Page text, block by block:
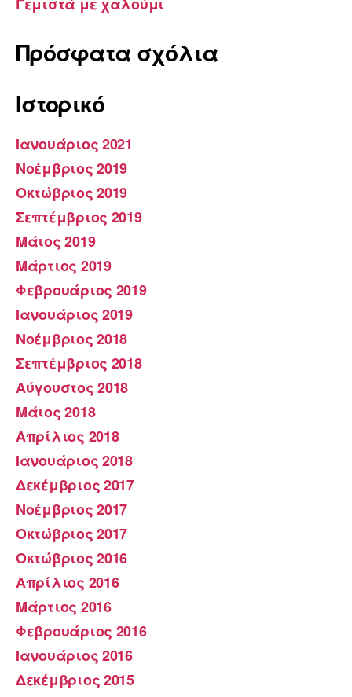
Πρόσφατα σχόλια
Ιστορικό
Ιανουάριος 2021
Νοέμβριος 2019
Οκτώβριος 2019
Σεπτέμβριος 2019
Μάιος 2019
Μάρτιος 2019
Φεβρουάριος 2019
Ιανουάριος 2019
Νοέμβριος 2018
Σεπτέμβριος 2018
Αύγουστος 2018
Μάιος 2018
Απρίλιος 2018
Ιανουάριος 2018
Δεκέμβριος 2017
Νοέμβριος 2017
Οκτώβριος 2017
Οκτώβριος 2016
Απρίλιος 2016
Μάρτιος 2016
Φεβρουάριος 2016
Ιανουάριος 2016
Δεκέμβριος 2015